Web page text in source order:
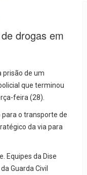
drogas em
prisão de um
que terminou
feira (28).
o transporte de
da via para
Equipes da Dise
Guarda Civil